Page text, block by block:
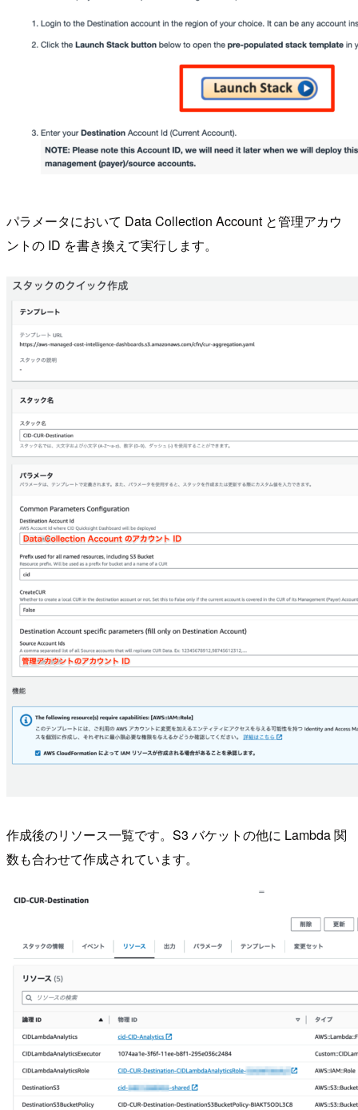
パラメータにおいて Data Collection Account と管理アカウ
ントの ID を書き換えて実行します。
作成後のリソース一覧です。S3 バケットの他に Lambda 関
数も合わせて作成されています。